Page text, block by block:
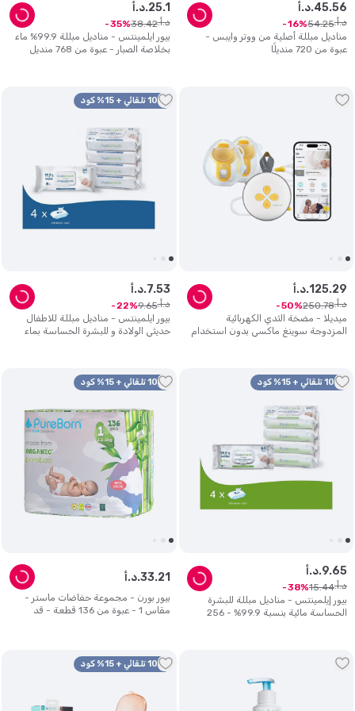
مناديل مبللة أصلية من ووتر وايبس -
عبوة من 720 منديلًا
د.أ.45.56
د.أ. 54.25
16
بيور ايلمينتس - مناديل مبللة 99.9% ماء
بخلاصة الصبار - عبوة من 768 منديل
د.أ.25.1
د.أ. 38.42
35
ميديلا - مضخة الثدي الكهربائية
المزدوجة سوينغ ماكسي بدون استخدام
د.أ.125.29
د.أ. 250.78
50
10% تلقائي + 15% كود
بيور ايلمينتس - مناديل مبللة للاطفال
حديثي الولادة و للبشرة الحساسة بماء
د.أ.7.53
د.أ. 9.65
22
10% تلقائي + 15% كود
بيور إيلمينتس - مناديل مبللة للبشرة
الحساسة مائية بنسبة 99.9% - 256
د.أ.9.65
د.أ. 15.44
38
10% تلقائي + 15% كود
بيور بورن - مجموعة حفاضات ماستر -
مقاس 1 - عبوة من 136 قطعة - قد
د.أ.33.21
10% تلقائي + 15% كود